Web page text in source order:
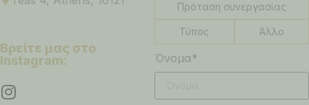
Βρείτε μας στο
Instagram:
Πρόταση συνεργασίας
Τύπος Άλλο
Όνομα*